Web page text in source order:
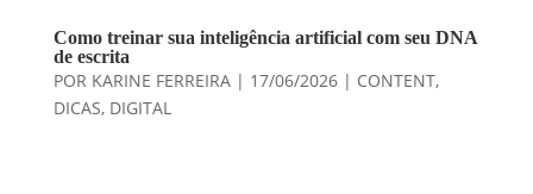
Como treinar sua inteligência artificial com seu DNA
de escrita
POR KARINE FERREIRA| 17/06/2026| CONTENT,
DICAS, DIGITAL